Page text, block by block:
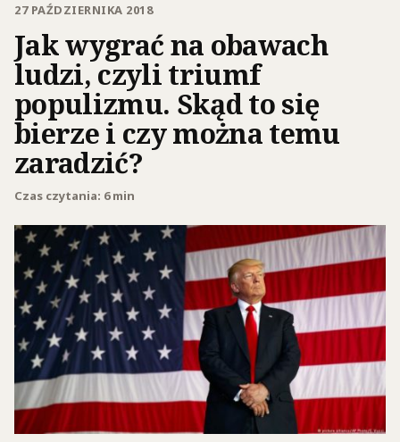
27 PAŹDZIERNIKA 2018
Jak wygrać na obawach
ludzi, czyli triumf
populizmu. Skąd to się
bierze i czy można temu
zaradzić?
Czas czytania: 6 min